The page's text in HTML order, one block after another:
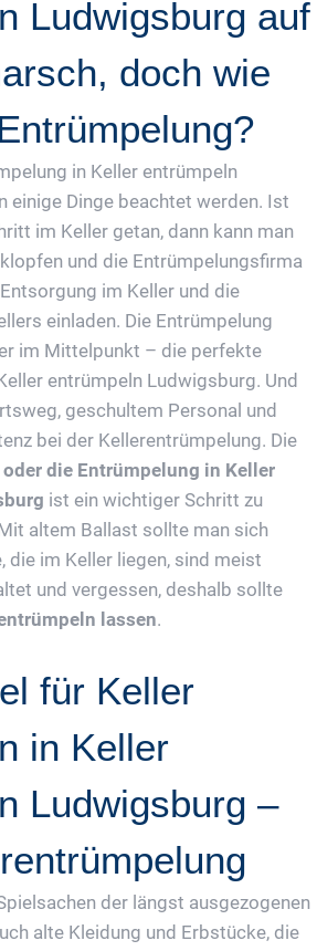
Ludwigsburg auf
doch wie
in Keller entrümpeln
einige Dinge beachtet werden. Ist
im Keller getan, dann kann man
und die Entrümpelungsfirma
im Keller und die
einladen. Die Entrümpelung
im Mittelpunkt – die perfekte
entrümpeln Ludwigsburg. Und
geschultem Personal und
bei der Kellerentrümpelung. Die
die Entrümpelung in Keller
ist ein wichtiger Schritt zu
altem Ballast sollte man sich
die im Keller liegen, sind meist
und vergessen, deshalb sollte
lassen.
für Keller
in Keller
Ludwigsburg –
der längst ausgezogenen
alte Kleidung und Erbstücke, die